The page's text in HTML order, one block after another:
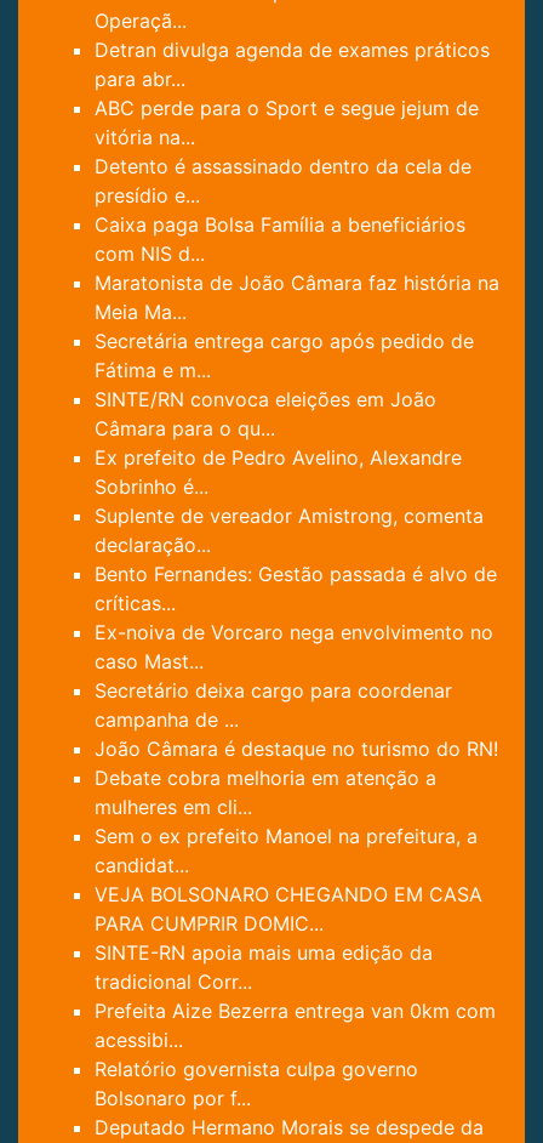
Operaçã...
Detran divulga agenda de exames práticos
para abr...
ABC perde para o Sport e segue jejum de
vitória na...
Detento é assassinado dentro da cela de
presídio e...
Caixa paga Bolsa Família a beneficiários
com NIS d...
Maratonista de João Câmara faz história na
Meia Ma...
Secretária entrega cargo após pedido de
Fátima e m...
SINTE/RN convoca eleições em João
Câmara para o qu...
Ex prefeito de Pedro Avelino, Alexandre
Sobrinho é...
Suplente de vereador Amistrong, comenta
declaração...
Bento Fernandes: Gestão passada é alvo de
críticas...
Ex-noiva de Vorcaro nega envolvimento no
caso Mast...
Secretário deixa cargo para coordenar
campanha de ...
João Câmara é destaque no turismo do RN!
Debate cobra melhoria em atenção a
mulheres em cli...
Sem o ex prefeito Manoel na prefeitura, a
candidat...
VEJA BOLSONARO CHEGANDO EM CASA
PARA CUMPRIR DOMIC...
SINTE-RN apoia mais uma edição da
tradicional Corr...
Prefeita Aize Bezerra entrega van 0km com
acessibi...
Relatório governista culpa governo
Bolsonaro por f...
Deputado Hermano Morais se despede da